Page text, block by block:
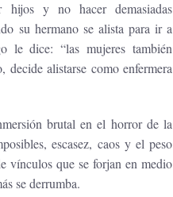
hijos y no hacer demasiadas
su hermano se alista para ir a
le dice: “las mujeres también
decide alistarse como enfermera
brutal en el horror de la
escasez, caos y el peso
vínculos que se forjan en medio
se derrumba.